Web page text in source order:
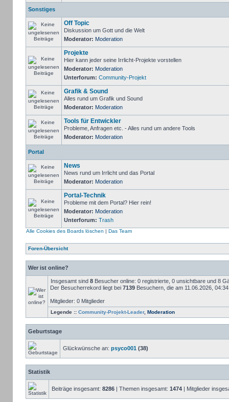
Sonstiges
Off Topic
Diskussion um Gott und die Welt
Moderator: Moderation
Projekte
Hier kann jeder seine Irrlicht-Projekte vorstellen
Moderator: Moderation
Unterforum: Community-Projekt
Grafik & Sound
Alles rund um Grafik und Sound
Moderator: Moderation
Tools für Entwickler
Probleme, Anfragen etc. - Alles rund um andere Tools
Moderator: Moderation
Portal
News
News rund um Irrlicht und das Portal
Moderator: Moderation
Portal-Technik
Probleme mit dem Portal? Hier rein!
Moderator: Moderation
Unterforum: Trash
Alle Cookies des Boards löschen | Das Team
Foren-Übersicht
Wer ist online?
Insgesamt sind 8Besucher online: 0 registrierte, 0 unsichtbare und 8
Der Besucherrekord liegt bei 7139Besuchern, die am 11.06.2026,
Mitglieder: 0 Mitglieder
Legende :: Community-Projekt-Leader, Moderation
Geburtstage
Glückwünsche an: psyco001(38)
Statistik
Beiträge insgesamt: 8286| Themen insgesamt: 1474| Mitglieder